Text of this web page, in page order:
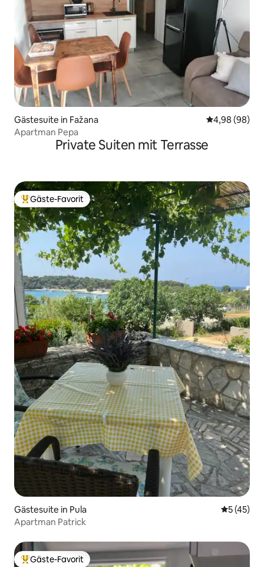
Gästesuite in Fažana
4,98 (98)
Apartman Pepa
Private Suiten mit Terrasse
Beliebter Gäste-Favorit.
Gäste-Favorit
Gästesuite in Pula
5 (45)
Apartman Patrick
Beliebter Gäste-Favorit.
Gäste-Favorit